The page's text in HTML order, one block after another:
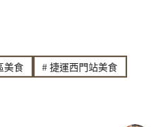
美食 # 捷運西門站美食